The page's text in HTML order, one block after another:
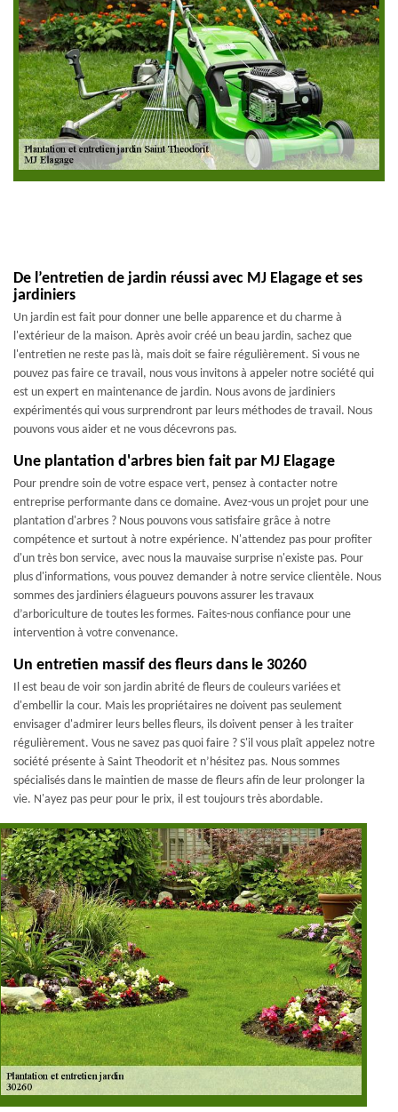
De l’entretien de jardin réussi avec MJ Elagage et ses
jardiniers
Un jardin est fait pour donner une belle apparence et du charme à
l'extérieur de la maison. Après avoir créé un beau jardin, sachez que
l'entretien ne reste pas là, mais doit se faire régulièrement. Si vous ne
pouvez pas faire ce travail, nous vous invitons à appeler notre société qui
est un expert en maintenance de jardin. Nous avons de jardiniers
expérimentés qui vous surprendront par leurs méthodes de travail. Nous
pouvons vous aider et ne vous décevrons pas.
Une plantation d'arbres bien fait par MJ Elagage
Pour prendre soin de votre espace vert, pensez à contacter notre
entreprise performante dans ce domaine. Avez-vous un projet pour une
plantation d'arbres ? Nous pouvons vous satisfaire grâce à notre
compétence et surtout à notre expérience. N'attendez pas pour profiter
d'un très bon service, avec nous la mauvaise surprise n'existe pas. Pour
plus d'informations, vous pouvez demander à notre service clientèle. Nous
sommes des jardiniers élagueurs pouvons assurer les travaux
d’arboriculture de toutes les formes. Faites-nous confiance pour une
intervention à votre convenance.
Un entretien massif des fleurs dans le 30260
Il est beau de voir son jardin abrité de fleurs de couleurs variées et
d'embellir la cour. Mais les propriétaires ne doivent pas seulement
envisager d'admirer leurs belles fleurs, ils doivent penser à les traiter
régulièrement. Vous ne savez pas quoi faire ? S'il vous plaît appelez notre
société présente à Saint Theodorit et n’hésitez pas. Nous sommes
spécialisés dans le maintien de masse de fleurs afin de leur prolonger la
vie. N'ayez pas peur pour le prix, il est toujours très abordable.